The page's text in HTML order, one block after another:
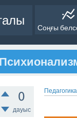
Соңғы
0
дауыс